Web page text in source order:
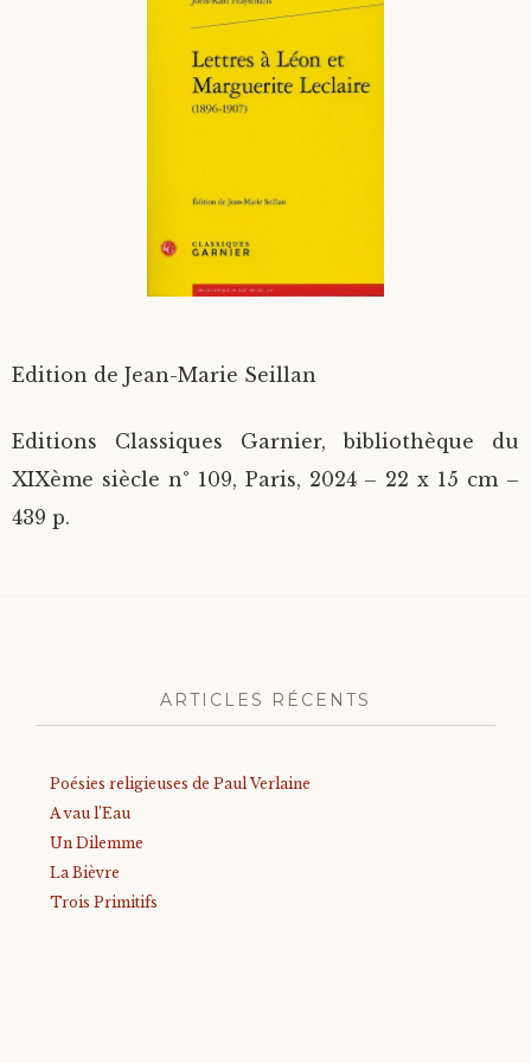
Langues étrangères
Edition de Jean-Marie Seillan
Editions Classiques Garnier, bibliothèque du
XIXème siècle n° 109, Paris, 2024 – 22 x 15 cm –
439 p.
ARTICLES RÉCENTS
Poésies religieuses de Paul Verlaine
A vau l’Eau
Un Dilemme
La Bièvre
Trois Primitifs